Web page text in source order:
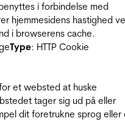
i forbindelse med
hjemmesidens hastighed
i browserens cache.
Type: HTTP Cookie
et websted at huske
tager sig ud på eller
dit foretrukne sprog eller